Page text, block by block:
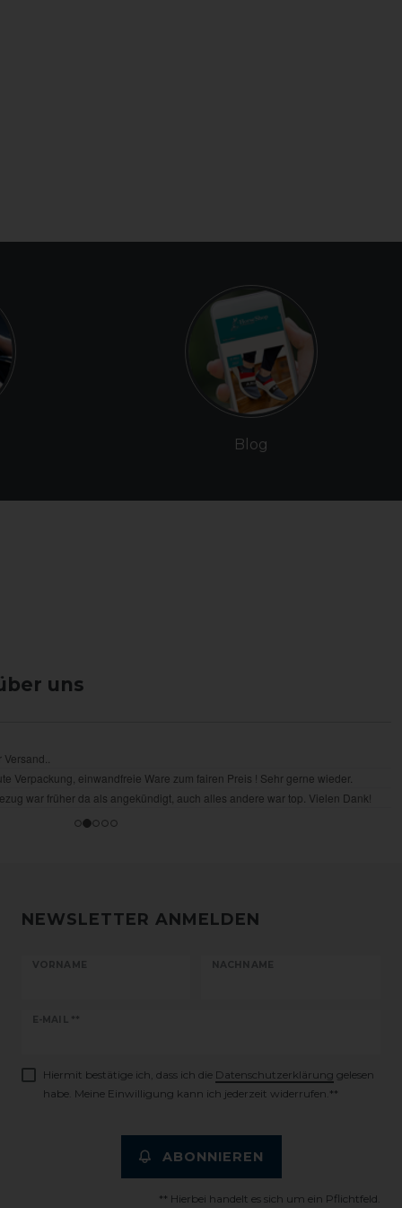
Blog
uns
NEWSLETTER ANMELDEN
VORNAME NACHNAME
E-MAIL **
Newsletter
Hiermit bestätige ich, dass ich die Daten­schutz­erklärung gelesen
habe. Meine Einwilligung kann ich jederzeit widerrufen.**
ABONNIEREN
** Hierbei handelt es sich um ein Pflichtfeld.